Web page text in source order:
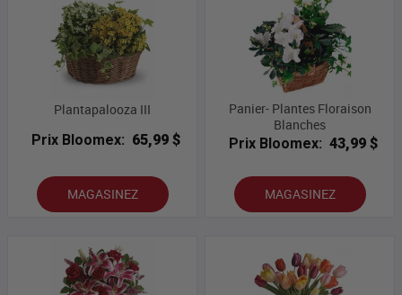
Plantapalooza III
Prix Bloomex: 65,99 $
MAGASINEZ
Panier- Plantes Floraison
Blanches
Prix Bloomex: 43,99 $
MAGASINEZ